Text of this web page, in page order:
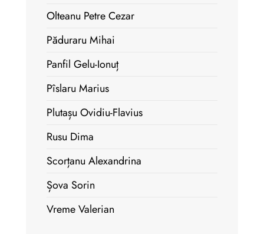
Olteanu Petre Cezar
Păduraru Mihai
Panfil Gelu-Ionuț
Pîslaru Marius
Plutașu Ovidiu-Flavius
Rusu Dima
Scorțanu Alexandrina
Șova Sorin
Vreme Valerian